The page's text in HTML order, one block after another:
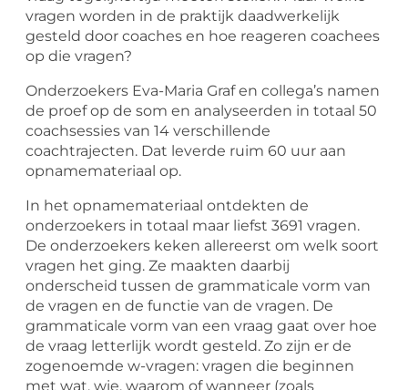
vragen worden in de praktijk daadwerkelijk
gesteld door coaches en hoe reageren coachees
op die vragen?
Onderzoekers Eva-Maria Graf en collega’s namen
de proef op de som en analyseerden in totaal 50
coachsessies van 14 verschillende
coachtrajecten. Dat leverde ruim 60 uur aan
opnamemateriaal op.
In het opnamemateriaal ontdekten de
onderzoekers in totaal maar liefst 3691 vragen.
De onderzoekers keken allereerst om welk soort
vragen het ging. Ze maakten daarbij
onderscheid tussen de grammaticale vorm van
de vragen en de functie van de vragen. De
grammaticale vorm van een vraag gaat over hoe
de vraag letterlijk wordt gesteld. Zo zijn er de
zogenoemde w-vragen: vragen die beginnen
met wat, wie, waarom of wanneer (zoals